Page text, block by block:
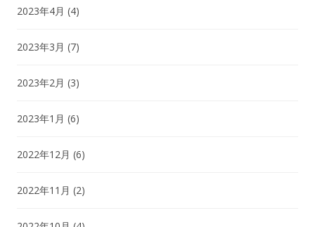
2023年4月 (4)
2023年3月 (7)
2023年2月 (3)
2023年1月 (6)
2022年12月 (6)
2022年11月 (2)